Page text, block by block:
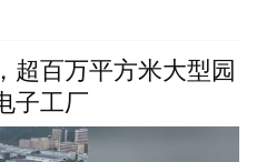
超百万平方米大型园
子工厂